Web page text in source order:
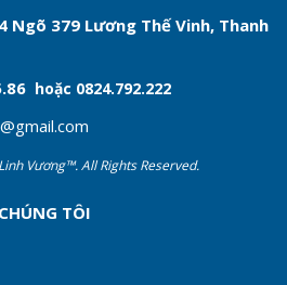
Ngõ 379 Lương Thế Vinh, Thanh
hoặc 0824.792.222
Vương™. All Rights Reserved.
TÔI